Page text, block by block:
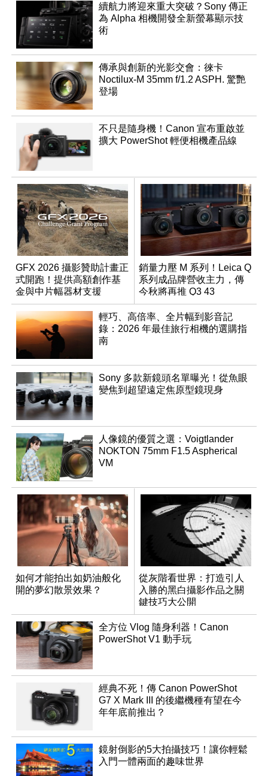
續航力將迎來重大突破？Sony 傳正
為 Alpha 相機開發全新螢幕顯示技
術
傳承與創新的光影交會：徠卡
Noctilux-M 35mm f/1.2 ASPH. 驚艷
登場
不只是隨身機！Canon 宣布重啟並
擴大 PowerShot 輕便相機產品線
GFX 2026 攝影贊助計畫正
式開跑！提供高額創作基
金與中片幅器材支援
銷量力壓 M 系列！Leica Q
系列成品牌營收主力，傳
今秋將再推 Q3 43
Monochrom
輕巧、高倍率、全片幅到影音記
錄：2026 年最佳旅行相機的選購指
南
Sony 多款新鏡頭名單曝光！從魚眼
變焦到超望遠定焦原型鏡現身
人像鏡的優質之選：Voigtlander
NOKTON 75mm F1.5 Aspherical
VM
如何才能拍出如奶油般化
開的夢幻散景效果？
從灰階看世界：打造引人
入勝的黑白攝影作品之關
鍵技巧大公開
全方位 Vlog 隨身利器！Canon
PowerShot V1 動手玩
經典不死！傳 Canon PowerShot
G7 X Mark III 的後繼機種有望在今
年年底前推出？
鏡射倒影的5大拍攝技巧！讓你輕鬆
入門一體兩面的趣味世界